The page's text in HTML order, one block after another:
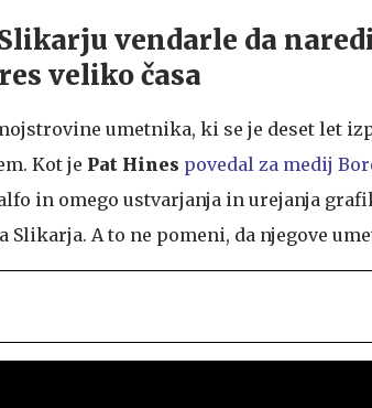
Slikarju vendarle da
veliko časa
umetnika, ki se je deset let
Kot je Pat Hines povedal za medij
in omego ustvarjanja in urejanja
Slikarja. A to ne pomeni, da njegove